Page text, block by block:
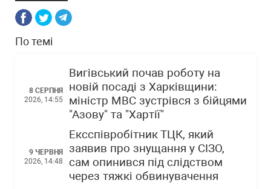
По темі
8 СЕРПНЯ
2026, 14:55
Вигівський почав роботу на
новій посаді з Харківщини:
міністр МВС зустрівся з бійцями
"Азову" та "Хартії"
9 ЧЕРВНЯ
2026, 14:48
Ексспівробітник ТЦК, який
заявив про знущання у СІЗО,
сам опинився під слідством
через тяжкі обвинувачення